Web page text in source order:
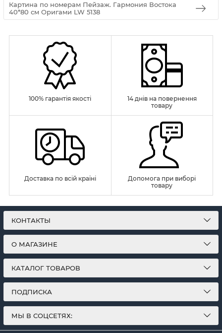
Картина по номерам Пейзаж. Гармония Востока
40*80 см Оригами LW 5138
100% гарантія якості
14 днів на повернення
товару
Доставка по всій країні
Допомога при виборі
товару
КОНТАКТЫ
О МАГАЗИНЕ
КАТАЛОГ ТОВАРОВ
ПОДПИСКА
МЫ В СОЦСЕТЯХ: